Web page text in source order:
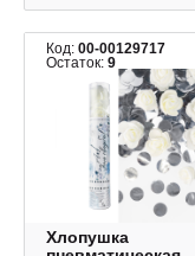
Код: 00-00129717
Остаток: 9
Хлопушка